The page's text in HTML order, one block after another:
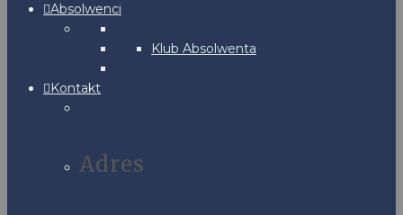
Absolwenci
Klub Absolwenta
Kontakt
Adres